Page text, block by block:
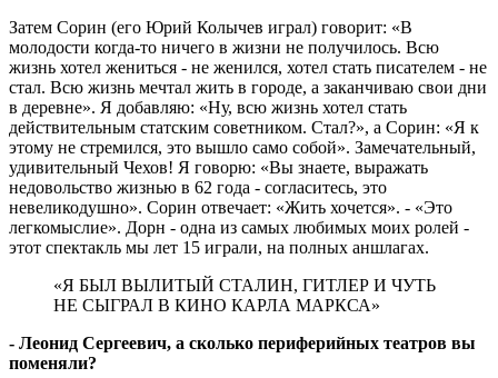
Затем Сорин (его Юрий Колычев играл) говорит: «В
молодости когда-то ничего в жизни не получилось. Всю
жизнь хотел жениться - не женился, хотел стать писателем - не
стал. Всю жизнь мечтал жить в городе, а заканчиваю свои дни
в деревне». Я добавляю: «Ну, всю жизнь хотел стать
действительным статским советником. Стал?», а Сорин: «Я к
этому не стремился, это вышло само собой». Замечательный,
удивительный Чехов! Я говорю: «Вы знаете, выражать
недовольство жизнью в 62 года - согласитесь, это
невеликодушно». Сорин отвечает: «Жить хочется». - «Это
легкомыслие». Дорн - одна из самых любимых моих ролей -
этот спектакль мы лет 15 играли, на полных аншлагах.
«Я БЫЛ ВЫЛИТЫЙ СТАЛИН, ГИТЛЕР И ЧУТЬ
НЕ СЫГРАЛ В КИНО КАРЛА МАРКСА»
- Леонид Сергеевич, а сколько периферийных театров вы
поменяли?